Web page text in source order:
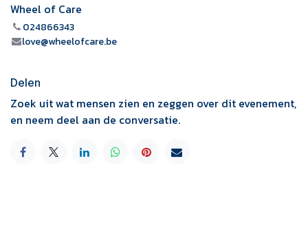
Wheel of Care
024866343
love@wheelofcare.be
Delen
Zoek uit wat mensen zien en zeggen over dit evenement,
en neem deel aan de conversatie.